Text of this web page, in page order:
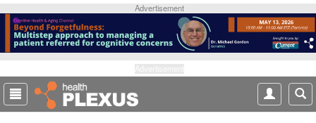
p
o
m
a
Advertisement